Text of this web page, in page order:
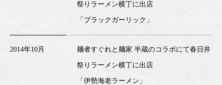
祭りラーメン横丁に出店
「ブラックガーリック」
2014年10月 麺者すぐれと麺家 半蔵のコラボにて春日井
祭りラーメン横丁に出店
「伊勢海老ラーメン」